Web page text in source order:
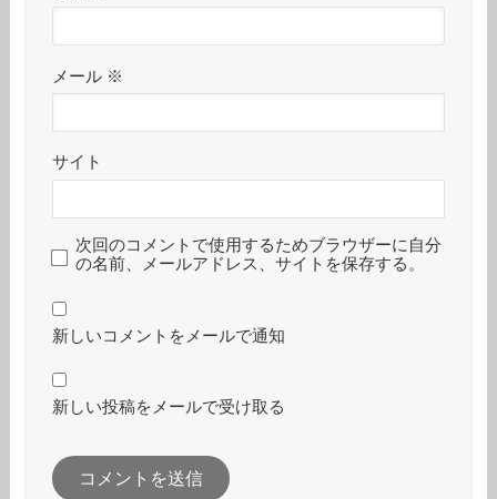
メール ※
サイト
次回のコメントで使用するためブラウザーに自分
の名前、メールアドレス、サイトを保存する。
新しいコメントをメールで通知
新しい投稿をメールで受け取る